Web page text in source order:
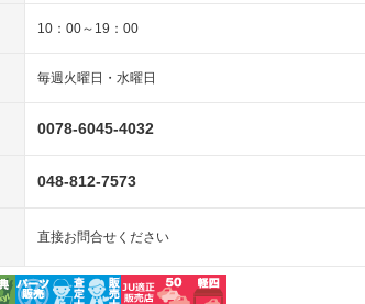
オットマン
後席モニター
10：00～19：00
毎週火曜日・水曜日
0078-6045-4032
048-812-7573
直接お問合せください